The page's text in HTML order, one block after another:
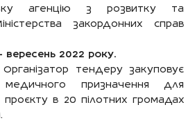
агенцію з розвитку та
закордонних справ
вересень 2022 року.
Організатор тендеру закуповує
медичного призначення для
проєкту в 20 пілотних громадах